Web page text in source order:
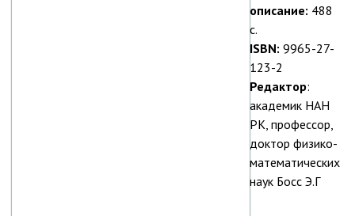
описание: 488
с.
ISBN: 9965-27-
123-2
Редактор:
академик НАН
РК, профессор,
доктор физико-
математических
наук Босс Э.Г